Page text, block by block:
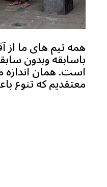
همه تیم های ما از
باسابقه وبدون
معتقدیم که تنوع